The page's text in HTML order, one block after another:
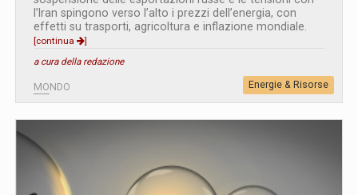
l’Iran spingono verso l’alto i prezzi dell’energia, con
effetti su trasporti, agricoltura e inflazione mondiale.
[continua
]
a cura della redazione
MONDO Energie & Risorse